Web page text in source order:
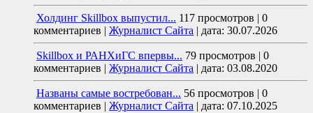
Холдинг Skillbox выпустил... 117 просмотров | 0
комментариев | Журналист Сайта | дата: 30.07.2026
Skillbox и РАНХиГС впервы... 79 просмотров | 0
комментариев | Журналист Сайта | дата: 03.08.2020
Названы самые востребован... 56 просмотров | 0
комментариев | Журналист Сайта | дата: 07.10.2025